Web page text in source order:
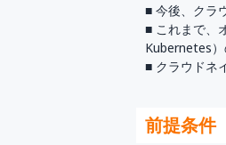
■ 今後、クラ
■ これまで、
Kubernetes
■ クラウドネ
前提条件